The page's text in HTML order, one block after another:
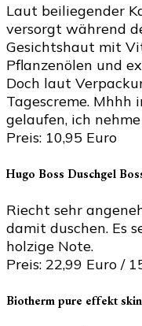
Laut beiliegender
versorgt während
Gesichtshaut mit
Pflanzenölen und
Doch laut
Tagescreme.
gelaufen, ich
Preis: 10,95 Euro
Hugo Boss Duschgel
Riecht sehr
damit duschen. Es
holzige Note.
Preis: 22,99 Euro /
Biotherm pure effekt